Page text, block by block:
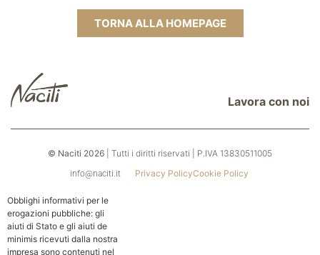
TORNA ALLA HOMEPAGE
Lavora con noi
© Naciti 2026 | Tutti i diritti riservati | P.IVA 13830511005
info@naciti.it Privacy PolicyCookie Policy
Obblighi informativi per le
erogazioni pubbliche: gli
aiuti di Stato e gli aiuti de
minimis ricevuti dalla nostra
impresa sono contenuti nel